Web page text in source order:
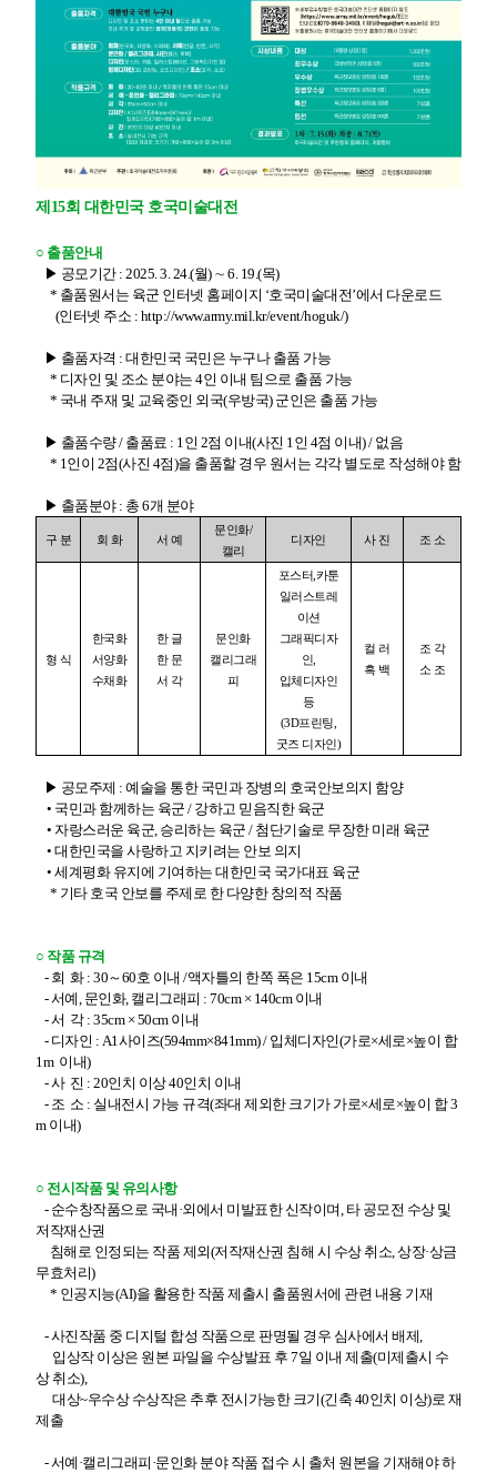
제15회 대한민국 호국미술대전
○ 출품안내
▶ 공모기간 : 2025. 3. 24.(월) ∼ 6. 19.(목)
* 출품원서는 육군 인터넷 홈페이지 ‘호국미술대전’에서 다운로드
(인터넷 주소 : http://www.army.mil.kr/event/hoguk/)
▶ 출품자격 : 대한민국 국민은 누구나 출품 가능
* 디자인 및 조소 분야는 4인 이내 팀으로 출품 가능
* 국내 주재 및 교육중인 외국(우방국) 군인은 출품 가능
▶ 출품수량 / 출품료 : 1인 2점 이내(사진 1인 4점 이내) / 없음
* 1인이 2점(사진 4점)을 출품할 경우 원서는 각각 별도로 작성해야 함
▶ 출품분야 : 총 6개 분야
구 분 회 화 서 예
문인화/
캘리
디자인 사 진 조 소
형 식
한국화
서양화
수채화
한 글
한 문
서 각
문인화
캘리그래
피
포스터 카툰
일러스트레
이션
그래픽디자
인
입체디자인
등
(3D프린팅
굿즈 디자인)
컬 러
흑 백
조 각
소 조
▶ 공모주제 : 예술을 통한 국민과 장병의 호국안보의지 함양
• 국민과 함께하는 육군 / 강하고 믿음직한 육군
• 자랑스러운 육군, 승리하는 육군 / 첨단기술로 무장한 미래 육군
• 대한민국을 사랑하고 지키려는 안보 의지
• 세계평화 유지에 기여하는 대한민국 국가대표 육군
* 기타 호국 안보를 주제로 한 다양한 창의적 작품
○ 작품 규격
- 회 화 : 30～60호 이내 /액자틀의 한쪽 폭은 15cm 이내
- 서예, 문인화, 캘리그래피 : 70cm × 140cm 이내
- 서 각 : 35cm × 50cm 이내
- 디자인 : A1사이즈(594mm×841mm) / 입체디자인(가로×세로×높이 합
1m 이내)
- 사 진 : 20인치 이상 40인치 이내
- 조 소 : 실내전시 가능 규격(좌대 제외한 크기가 가로×세로×높이 합 3
m 이내)
○ 전시작품 및 유의사항
- 순수창작품으로 국내·외에서 미발표한 신작이며, 타 공모전 수상 및
저작재산권
침해로 인정되는 작품 제외(저작재산권 침해 시 수상 취소, 상장·상금
무효처리)
* 인공지능(AI)을 활용한 작품 제출시 출품원서에 관련 내용 기재
- 사진작품 중 디지털 합성 작품으로 판명될 경우 심사에서 배제,
입상작 이상은 원본 파일을 수상발표 후 7일 이내 제출(미제출시 수
상 취소),
대상~우수상 수상작은 추후 전시가능한 크기(긴축 40인치 이상)로 재
제출
- 서예·캘리그래피·문인화 분야 작품 접수 시 출처 원본을 기재해야 하